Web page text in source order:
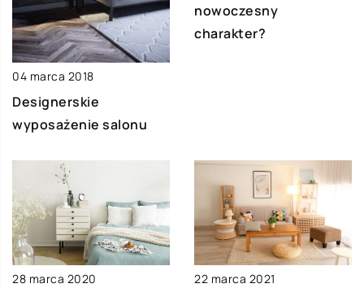
04 marca 2018
Designerskie
wyposażenie salonu
nowoczesny
charakter?
28 marca 2020 22 marca 2021